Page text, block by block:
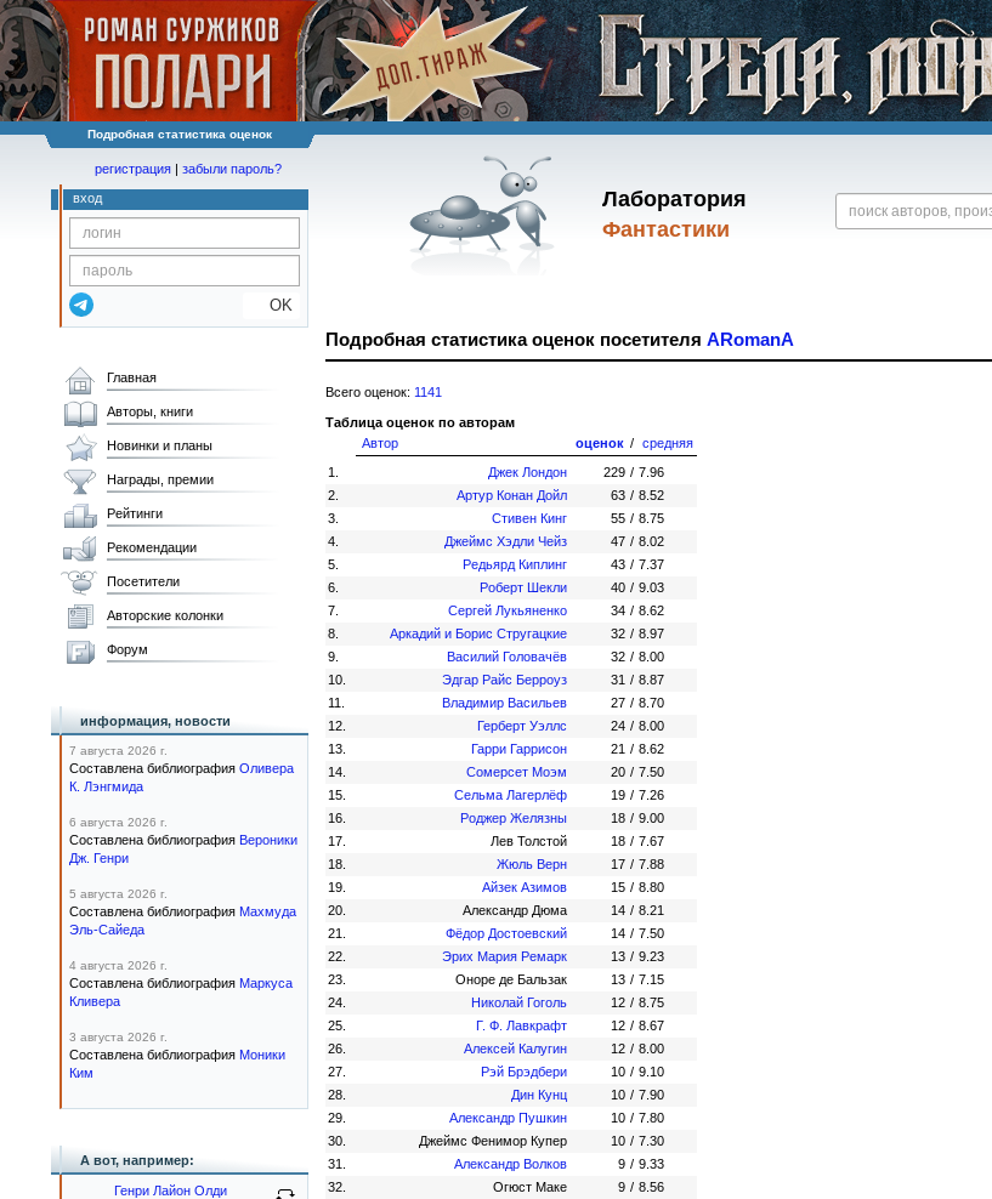
Подробная статистика оценок
Лаборатория
Фантастики
регистрация | забыли пароль?
вход
OK
Подробная статистика оценок посетителя ARomanA
Всего оценок: 1141
Таблица оценок по авторам
Автор
оценок / средняя
1.
Джек Лондон 229 / 7.96
2.
Артур Конан Дойл 63 / 8.52
3.
Стивен Кинг 55 / 8.75
4.
Джеймс Хэдли Чейз 47 / 8.02
5.
Редьярд Киплинг 43 / 7.37
6.
Роберт Шекли 40 / 9.03
7.
Сергей Лукьяненко 34 / 8.62
8.
Аркадий и Борис Стругацкие 32 / 8.97
9.
Василий Головачёв 32 / 8.00
10.
Эдгар Райс Берроуз 31 / 8.87
11.
Владимир Васильев 27 / 8.70
12.
Герберт Уэллс 24 / 8.00
13.
Гарри Гаррисон 21 / 8.62
14.
Сомерсет Моэм 20 / 7.50
15.
Сельма Лагерлёф 19 / 7.26
16.
Роджер Желязны 18 / 9.00
17.
Лев Толстой 18 / 7.67
18.
Жюль Верн 17 / 7.88
19.
Айзек Азимов 15 / 8.80
20.
Александр Дюма 14 / 8.21
21.
Фёдор Достоевский 14 / 7.50
22.
Эрих Мария Ремарк 13 / 9.23
23.
Оноре де Бальзак 13 / 7.15
24.
Николай Гоголь 12 / 8.75
25.
Г. Ф. Лавкрафт 12 / 8.67
26.
Алексей Калугин 12 / 8.00
27.
Рэй Брэдбери 10 / 9.10
28.
Дин Кунц 10 / 7.90
29.
Александр Пушкин 10 / 7.80
30.
Джеймс Фенимор Купер 10 / 7.30
31.
Александр Волков 9 / 9.33
32.
Огюст Маке 9 / 8.56
Главная
Авторы, книги
Новинки и планы
Награды, премии
Рейтинги
Рекомендации
Посетители
Авторские колонки
Форум
информация, новости
7 августа 2026 г.
Составлена библиография Оливера
К. Лэнгмида
6 августа 2026 г.
Составлена библиография Вероники
Дж. Генри
5 августа 2026 г.
Составлена библиография Махмуда
Эль-Сайеда
4 августа 2026 г.
Составлена библиография Маркуса
Кливера
3 августа 2026 г.
Составлена библиография Моники
Ким
А вот, например:
Генри Лайон Олди